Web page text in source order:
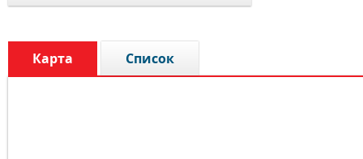
Карта Список